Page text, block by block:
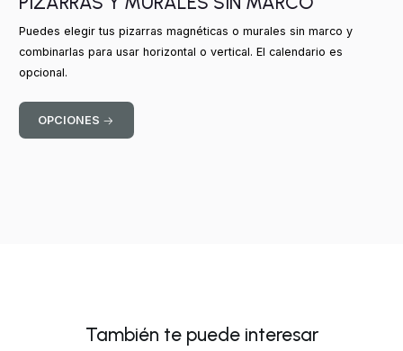
Puedes elegir tus pizarras magnéticas o murales sin marco y
combinarlas para usar horizontal o vertical. El calendario es
opcional.
OPCIONES
También te puede interesar